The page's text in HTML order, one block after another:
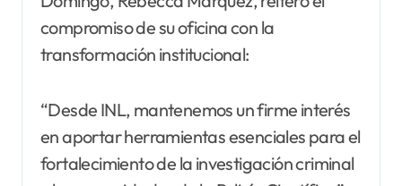
compromiso de su oficina con la
transformación institucional:
“Desde INL, mantenemos un firme interés
en aportar herramientas esenciales para el
fortalecimiento de la investigación criminal